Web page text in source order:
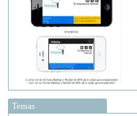
Temas